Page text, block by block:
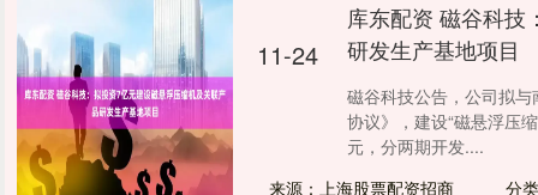
11-24
库东配资 磁谷科技
研发生产基地项目
磁谷科技公告，公司拟
协议》，建设“磁悬浮压
元，分两期开发....
来源：上海股票配资招商
分